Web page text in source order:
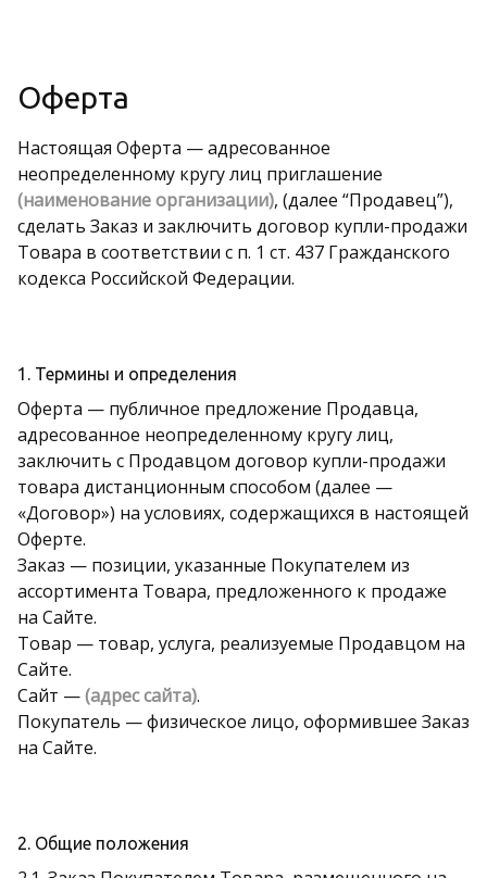
Оферта
Настоящая Оферта — адресованное
неопределенному кругу лиц приглашение
(наименование организации), (далее “Продавец”),
сделать Заказ и заключить договор купли-продажи
Товара в соответствии с п. 1 ст. 437 Гражданского
кодекса Российской Федерации.
1. Термины и определения
Оферта — публичное предложение Продавца,
адресованное неопределенному кругу лиц,
заключить с Продавцом договор купли-продажи
товара дистанционным способом (далее —
«Договор») на условиях, содержащихся в настоящей
Оферте.
Заказ — позиции, указанные Покупателем из
ассортимента Товара, предложенного к продаже
на Сайте.
Товар — товар, услуга, реализуемые Продавцом на
Сайте.
Сайт —(адрес сайта).
Покупатель — физическое лицо, оформившее Заказ
на Сайте.
2. Общие положения